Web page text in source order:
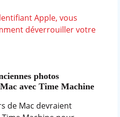
Apple, vous
déverrouiller votre
photos
avec Time Machine
de Mac devraient